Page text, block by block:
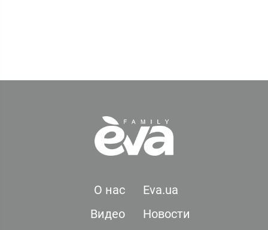
О нас
Eva.ua
Видео
Новости